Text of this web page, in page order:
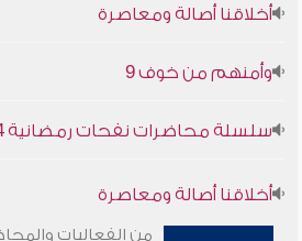
أخلاقنا أصالة ومعاصرة
وأمنهم من خوف 9
سلسلة محاضرات نفحات رمضانية 1444هـ
أخلاقنا أصالة ومعاصرة
من الفعاليات